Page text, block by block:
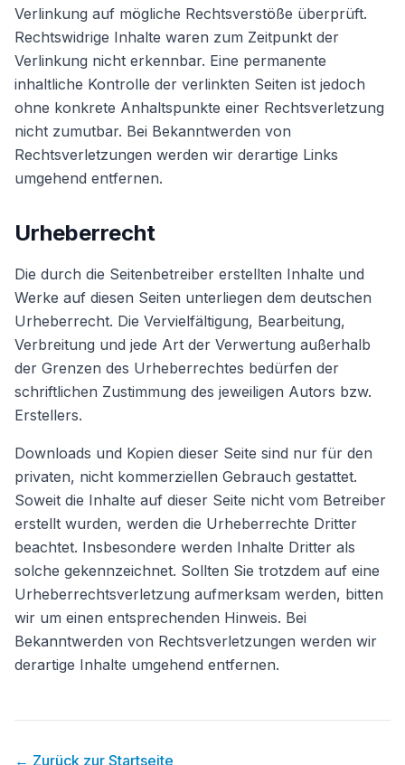
Verlinkung auf mögliche Rechtsverstöße überprüft.
Rechtswidrige Inhalte waren zum Zeitpunkt der
Verlinkung nicht erkennbar. Eine permanente
inhaltliche Kontrolle der verlinkten Seiten ist jedoch
ohne konkrete Anhaltspunkte einer Rechtsverletzung
nicht zumutbar. Bei Bekanntwerden von
Rechtsverletzungen werden wir derartige Links
umgehend entfernen.
Urheberrecht
Die durch die Seitenbetreiber erstellten Inhalte und
Werke auf diesen Seiten unterliegen dem deutschen
Urheberrecht. Die Vervielfältigung, Bearbeitung,
Verbreitung und jede Art der Verwertung außerhalb
der Grenzen des Urheberrechtes bedürfen der
schriftlichen Zustimmung des jeweiligen Autors bzw.
Erstellers.
Downloads und Kopien dieser Seite sind nur für den
privaten, nicht kommerziellen Gebrauch gestattet.
Soweit die Inhalte auf dieser Seite nicht vom Betreiber
erstellt wurden, werden die Urheberrechte Dritter
beachtet. Insbesondere werden Inhalte Dritter als
solche gekennzeichnet. Sollten Sie trotzdem auf eine
Urheberrechtsverletzung aufmerksam werden, bitten
wir um einen entsprechenden Hinweis. Bei
Bekanntwerden von Rechtsverletzungen werden wir
derartige Inhalte umgehend entfernen.
← Zurück zur Startseite